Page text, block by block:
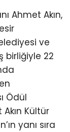
Ahmet Akın,
ve
birliğiyle 22
Ödül
Kültür
yanı sıra